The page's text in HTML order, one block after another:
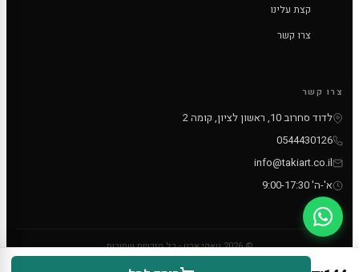
קצת עלינו
צרו קשר
צרו קשר
לדוד סחרוב 10, ראשון לציון, קומה 2
0544430126
info@takiart.co.il
א'-ה' 9:00-17:30
© 2026 טאקי ארט - כל הזכויות שמורות